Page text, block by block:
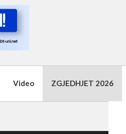
Video ZGJEDHJET 2026